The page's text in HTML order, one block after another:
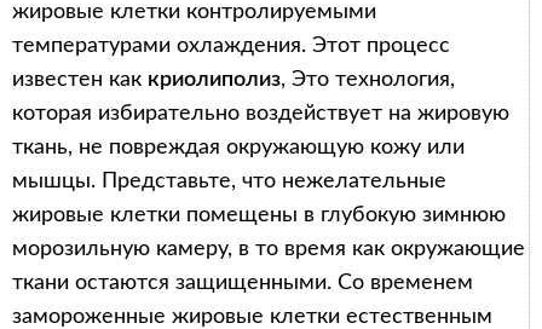
жировые клетки контролируемыми
температурами охлаждения. Этот процесс
известен как криолиполиз, Это технология,
которая избирательно воздействует на жировую
ткань, не повреждая окружающую кожу или
мышцы. Представьте, что нежелательные
жировые клетки помещены в глубокую зимнюю
морозильную камеру, в то время как окружающие
ткани остаются защищенными. Со временем
замороженные жировые клетки естественным